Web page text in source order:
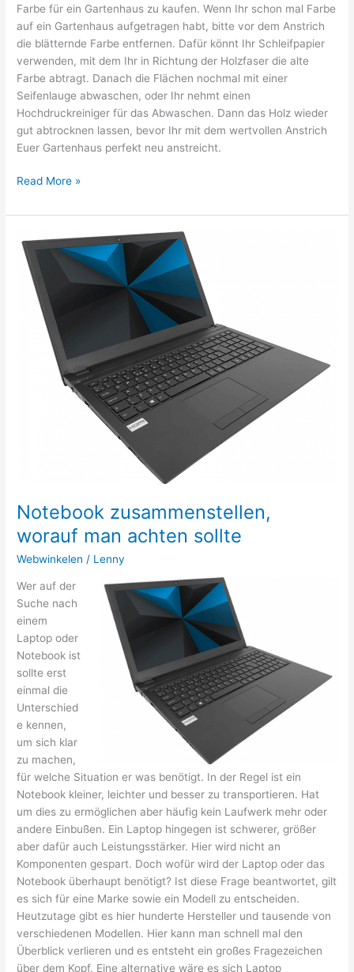
Farbe für ein Gartenhaus zu kaufen. Wenn Ihr schon mal Farbe
auf ein Gartenhaus aufgetragen habt, bitte vor dem Anstrich
die blätternde Farbe entfernen. Dafür könnt Ihr Schleifpapier
verwenden, mit dem Ihr in Richtung der Holzfaser die alte
Farbe abtragt. Danach die Flächen nochmal mit einer
Seifenlauge abwaschen, oder Ihr nehmt einen
Hochdruckreiniger für das Abwaschen. Dann das Holz wieder
gut abtrocknen lassen, bevor Ihr mit dem wertvollen Anstrich
Euer Gartenhaus perfekt neu anstreicht.
Das
verdient
neuen
Anstrich
Read More »
Notebook zusammenstellen,
worauf man achten sollte
Webwinkelen / Lenny
Wer auf der
Suche nach
einem
Laptop oder
Notebook ist
sollte erst
einmal die
Unterschied
e kennen,
um sich klar
zu machen,
für welche Situation er was benötigt. In der Regel ist ein
Notebook kleiner, leichter und besser zu transportieren. Hat
um dies zu ermöglichen aber häufig kein Laufwerk mehr oder
andere Einbußen. Ein Laptop hingegen ist schwerer, größer
aber dafür auch Leistungsstärker. Hier wird nicht an
Komponenten gespart. Doch wofür wird der Laptop oder das
Notebook überhaupt benötigt? Ist diese Frage beantwortet, gilt
es sich für eine Marke sowie ein Modell zu entscheiden.
Heutzutage gibt es hier hunderte Hersteller und tausende von
verschiedenen Modellen. Hier kann man schnell mal den
Überblick verlieren und es entsteht ein großes Fragezeichen
über dem Kopf. Eine alternative wäre es sich Laptop